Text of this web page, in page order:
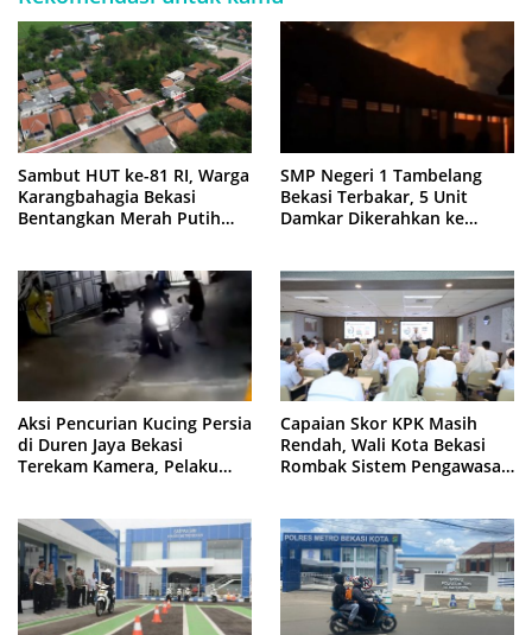
Sambut HUT ke-81 RI, Warga
Karangbahagia Bekasi
Bentangkan Merah Putih
SMP Negeri 1 Tambelang
Bekasi Terbakar, 5 Unit
Damkar Dikerahkan ke
Aksi Pencurian Kucing Persia
di Duren Jaya Bekasi
Terekam Kamera, Pelaku
Capaian Skor KPK Masih
Rendah, Wali Kota Bekasi
Rombak Sistem Pengawasan